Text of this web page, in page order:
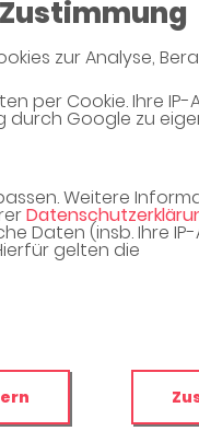
zur Analyse,
per Cookie. Ihre IP-
durch Google zu
Weitere
Daten (insb. Ihre
gelten die